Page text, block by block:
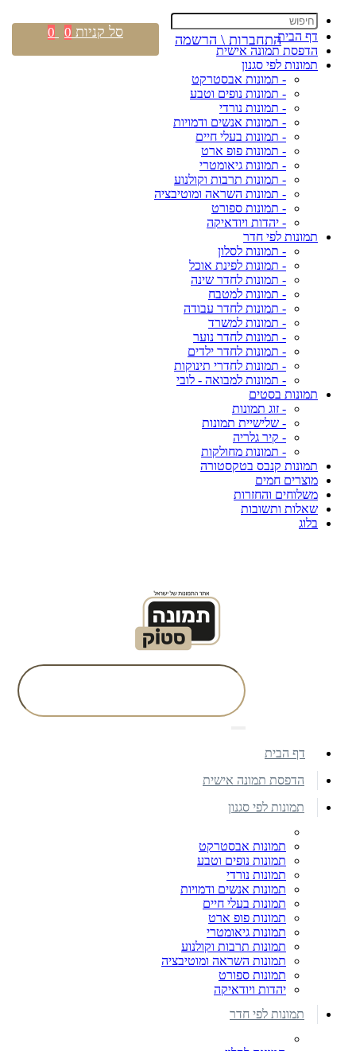
דף הבית
הדפסת תמונה אישית
תמונות לפי סגנון
- תמונות אבסטרקט
- תמונות נופים וטבע
- תמונות נורדי
- תמונות אנשים ודמויות
- תמונות בעלי חיים
- תמונות פופ ארט
- תמונות גיאומטרי
- תמונות תרבות וקולנוע
- תמונות השראה ומוטיבציה
- תמונות ספורט
- יהדות ויודאיקה
תמונות לפי חדר
- תמונות לסלון
- תמונות לפינת אוכל
- תמונות לחדר שינה
- תמונות למטבח
- תמונות לחדר עבודה
- תמונות למשרד
- תמונות לחדר נוער
- תמונות לחדר ילדים
- תמונות לחדרי תינוקות
- תמונות למבואה - לובי
תמונות בסטים
- זוג תמונות
- שלישיית תמונות
- קיר גלריה
- תמונות מחולקות
תמונות קנבס בטקסטורה
מוצרים חמים
משלוחים והחזרות
שאלות ותשובות
בלוג
התחברות \ הרשמה סל קניות 0
0
דף הבית
הדפסת תמונה אישית
תמונות לפי סגנון
תמונות אבסטרקט
תמונות נופים וטבע
תמונות נורדי
תמונות אנשים ודמויות
תמונות בעלי חיים
תמונות פופ ארט
תמונות גיאומטרי
תמונות תרבות וקולנוע
תמונות השראה ומוטיבציה
תמונות ספורט
יהדות ויודאיקה
תמונות לפי חדר